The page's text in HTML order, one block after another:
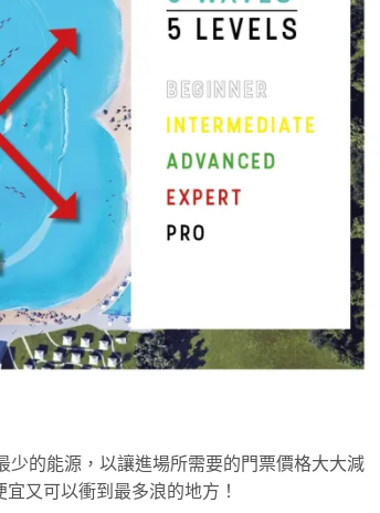
少的能源，以讓進場所需要的門票價格大大減
又可以衝到最多浪的地方！